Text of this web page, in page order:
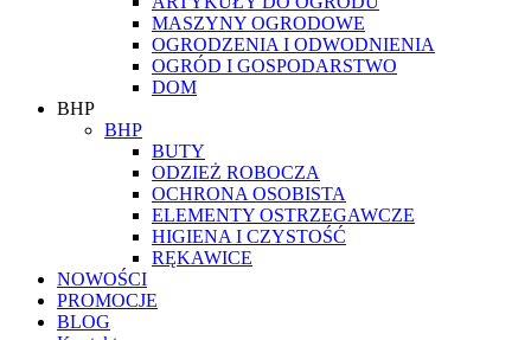
MASZYNY OGRODOWE
OGRODZENIA I ODWODNIENIA
OGRÓD I GOSPODARSTWO
DOM
BHP
BHP
BUTY
ODZIEŻ ROBOCZA
OCHRONA OSOBISTA
ELEMENTY OSTRZEGAWCZE
HIGIENA I CZYSTOŚĆ
RĘKAWICE
NOWOŚCI
PROMOCJE
BLOG